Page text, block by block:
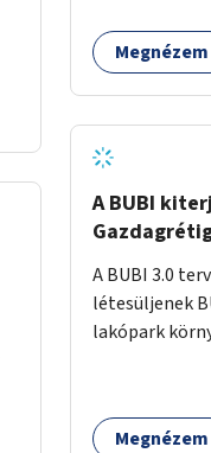
alkalmas
kertMegnézem
A BUBI
A BUBI 3.0
létesüljenek
lakópark
Megnézem